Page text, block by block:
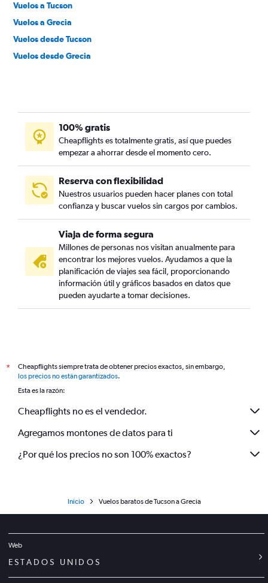
Vuelos a Tucson
Vuelos a Grecia
Vuelos desde Tucson
Vuelos desde Grecia
100% gratis
Cheapflights es totalmente gratis, así que puedes
empezar a ahorrar desde el momento cero.
Reserva con flexibilidad
Nuestros usuarios pueden hacer planes con total
confianza y buscar vuelos sin cargos por cambios.
Viaja de forma segura
Millones de personas nos visitan anualmente para
encontrar los mejores vuelos. Ayudamos a que la
planificación de viajes sea fácil, proporcionando
información útil y gráficos basados en datos que
pueden ayudarte a tomar decisiones.
*
Cheapflights siempre trata de obtener precios exactos, sin embargo,
los precios no están garantizados.
Esta es la razón:
Cheapflights no es el vendedor.
Agregamos montones de datos para ti
¿Por qué los precios no son 100% exactos?
Inicio Vuelos baratos de Tucson a Grecia
Web
ESTADOS UNIDOS